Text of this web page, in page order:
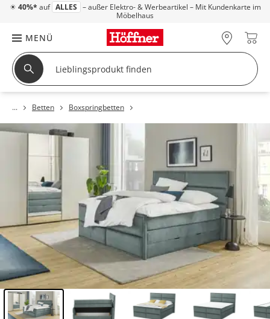
☀ 40%* auf ALLES – außer Elektro- & Werbeartikel – Mit Kundenkarte im
Möbelhaus
MENÜ
Betten Boxspringbetten